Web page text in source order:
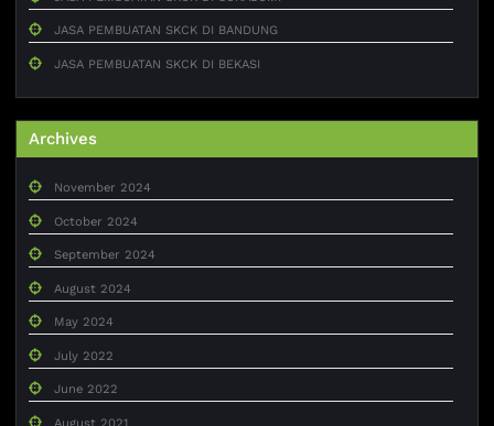
JASA PEMBUATAN SKCK DI BANDUNG
JASA PEMBUATAN SKCK DI BEKASI
Archives
November 2024
October 2024
September 2024
August 2024
May 2024
July 2022
June 2022
August 2021